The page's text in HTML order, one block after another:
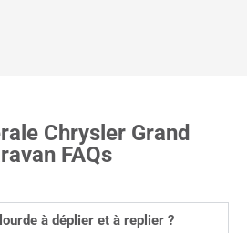
Chrysler Grand
FAQs
à déplier et à replier ?